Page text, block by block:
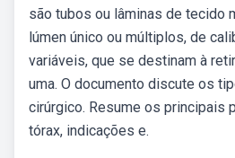
são tubos ou lâminas de tecido
lúmen único ou múltiplos, de
variáveis, que se destinam à
uma. O documento discute os
cirúrgico. Resume os principais
tórax, indicações e.